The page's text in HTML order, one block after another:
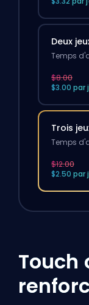
Deux
Temps
$8.00
$3.00 par
Trois
Temps
$12.00
$2.50 par
Touch